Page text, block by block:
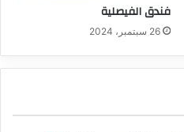
فندق الفيصلية
26 سبتمبر، 2024